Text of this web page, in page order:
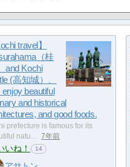
travel】
（桂
and Kochi
(高知城）、
enjoy beautiful
and historical
and good foods.
prefecture is famous for its
natu…
7年前
いね！ 14